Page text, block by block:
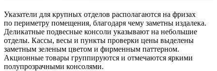
Указатели для крупных отделов располагаются на фризах
по периметру помещения, благодаря чему заметны издалека.
Деликатные подвесные консоли указывают на небольшие
отделы. Кассы, весы и пункты проверки цены выделены
заметным зеленым цветом и фирменным паттерном.
Акционные товары группируются и отмечаются яркими
полупрозрачными консолями.